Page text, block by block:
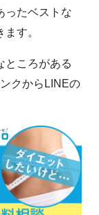
ったベストな
す。
ところがある
クからLINEの